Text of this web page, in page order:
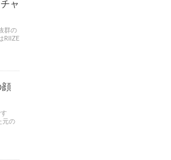
ャ
群の
RIIZE
元の